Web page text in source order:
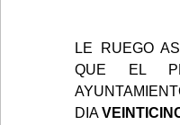
LE RUEGO
QUE EL
DIA